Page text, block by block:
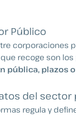
Público
corporaciones
recoge son
pública, plazos
del sector
regula y